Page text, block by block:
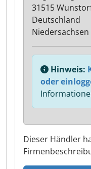
Dieser Händler
31515
Deutschland
Niedersachsen
Hinweis:
oder